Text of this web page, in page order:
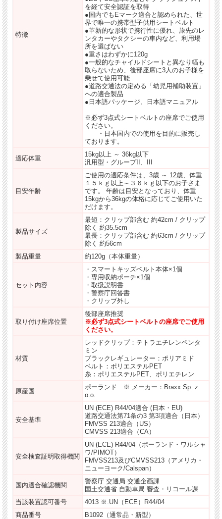
特徴
を経て安全認証を取得
●国内でもEマーク適合と認められた、世
界で唯一の携帯型子供用シートベルト
●革新的な形状で携行性に優れ、旅先のレ
ンタカーやタクシーの車内など、利用場
所を選ばない
●重さはわずかに120g
●一般的なチャイルドシートと異なり幅も
取らないため、後部座席に3人のお子様を
乗せて使用可能
●道路交通法の定める「幼児用補助装置」
への適合製品
●日本語パッケージ、日本語マニュアル
※必ず3点式シートベルトの座席でご使用
ください。
・日本国内での使用を目的に販売し
ております。
適応体重
15kg以上 ～ 36kg以下
汎用型・グループII、III
目安年齢
ご使用の適応条件は、3歳 ～ 12歳、体重
１５ｋｇ以上～３６ｋｇ以下のお子さま
です。 年齢は目安となっており、体重
15kgから36kgの体格に応じてご使用いた
だけます。
製品サイズ
最短：クリップ部含む 約42cm / クリップ
除く 約35.5cm
最長：クリップ部含む 約63cm / クリップ
除く 約56cm
製品重量
約120g（本体重量）
セット内容
・スマートキッズベルト本体×1個
・専用収納ポーチ×1個
・取扱説明書
・警察庁回答書
・クリップ外し
取り付け座席位置
後部座席推奨
※必ず3点式シートベルトの座席でご使用
ください。
材質
レッドクリップ：テトラエチレンペンタ
ミン
ブラックレギュレーター：ポリアミド
ベルト：ポリエステルPET
糸：ポリエステルPET、ポリエチレン
原産国
ポーランド ※ メーカー：Braxx Sp. z
o.o.
安全基準
UN (ECE) R44/04適合 (日本・EU)
道路交通法第71条の3 第3項適合（日本）
FMVSS 213適合（US）
CMVSS 213適合（CA）
安全検査証明取得機関
UN (ECE) R44/04（ポーランド・ワルシャ
ワ/PIMOT）
FMVSS213及びCMVSS213（アメリカ・
ニューヨーク/Calspan）
国内適合確認機関
警察庁 交通局 交通企画課
国土交通省 自動車局 審査・リコール課
当該装置認可番号
4013 ※.UN（ECE）R44/04
商品番号
B1092（通常品・新型）